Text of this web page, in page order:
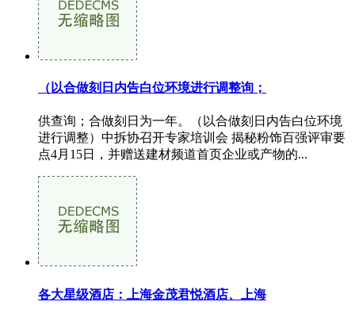
（以合做刻日内告白位环境进行调整询；
供查询；合做刻日为一年。（以合做刻日内告白位环境
进行调整）中拆协召开专家培训会 揭秘粉饰百强评审要
点4月15日，并赠送建材频道首页企业或产物的...
各大星级酒店：上海金茂君悦酒店、上海